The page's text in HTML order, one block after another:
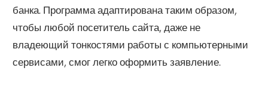
банка. Программа адаптирована таким образом,
чтобы любой посетитель сайта, даже не
владеющий тонкостями работы с компьютерными
сервисами, смог легко оформить заявление.